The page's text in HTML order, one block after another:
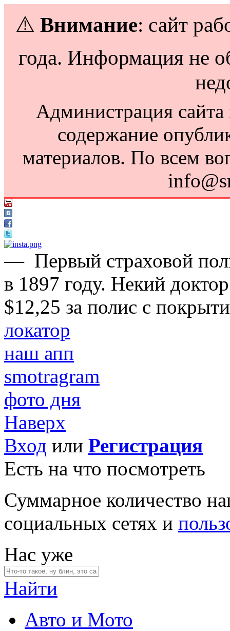
⚠️ Внимание: сайт
года. Информация не
Администрация сайта
содержание
материалов. По всем
— Первый страховой
в 1897 году. Некий
$12,25 за полис с
локатор
наш апп
smotragram
фото дня
Наверх
Вход или Регистрация
Есть на что посмотреть
Суммарное количество
социальных сетях и
Нас уже
Найти
Авто и Мото